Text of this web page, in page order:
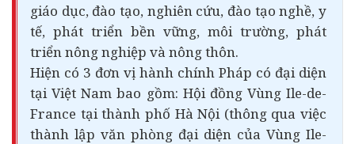
giáo dục, đào tạo, nghiên cứu, đào tạo nghề, y
tế, phát triển bền vững, môi trường, phát
triển nông nghiệp và nông thôn.
Hiện có 3 đơn vị hành chính Pháp có đại diện
tại Việt Nam bao gồm: Hội đồng Vùng Ile-de-
France tại thành phố Hà Nội (thông qua việc
thành lập văn phòng đại diện của Vùng Ile-